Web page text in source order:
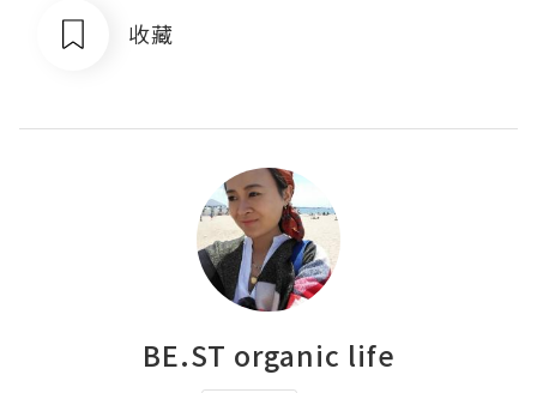
收藏
BE.ST organic life